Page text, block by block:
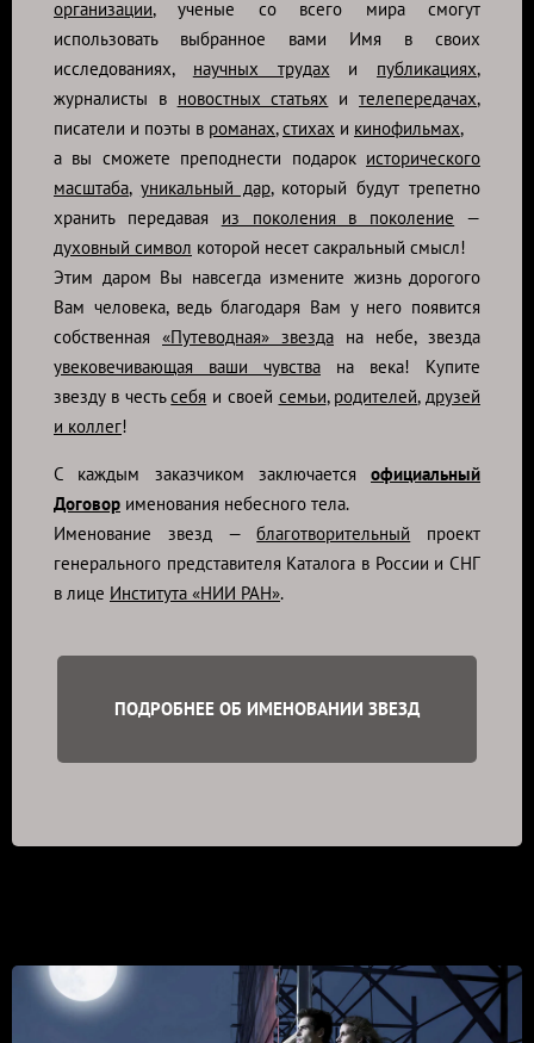
организации, ученые со всего мира смогут
использовать выбранное вами Имя в своих
исследованиях, научных трудах и публикациях,
журналисты в новостных статьях ителепередачах,
писатели и поэты в романах,стихах и кинофильмах,
а вы сможете преподнести подарок исторического
масштаба, уникальный дар, который будут трепетно
хранить передавая из поколения в поколение —
духовный символ которой несет сакральный смысл!
Этим даром Вы навсегда измените жизнь дорогого
Вам человека, ведь благодаря Вам у него появится
собственная «Путеводная» звезда на небе, звезда
увековечивающая ваши чувства на века! Купите
звезду в честьсебя и своей семьи, родителей, друзей
и коллег!
С каждым заказчиком заключается официальный
Договор именования небесного тела.
Именование звезд —благотворительный проект
генерального представителя Каталога в России и СНГ
в лице Института «НИИ РАН».
ПОДРОБНЕЕ ОБ ИМЕНОВАНИИ ЗВЕЗД